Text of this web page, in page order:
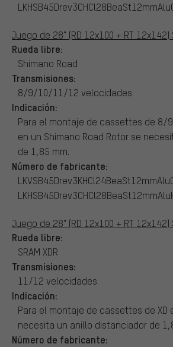
Juego de 28" (RD 12x100 + RT 12x142)
Rueda libre:
Shimano Road
Transmisiones:
8/9/10/11/12 velocidades
Indicación:
Para el montaje de cassettes de 8/
en un Shimano Road Rotor se
de 1,85 mm.
Número de fabricante:
Juego de 28" (RD 12x100 + RT 12x142)
Rueda libre:
SRAM XDR
Transmisiones:
11/12 velocidades
Indicación:
Para el montaje de cassettes de XD
necesita un anillo distanciador de
Número de fabricante: